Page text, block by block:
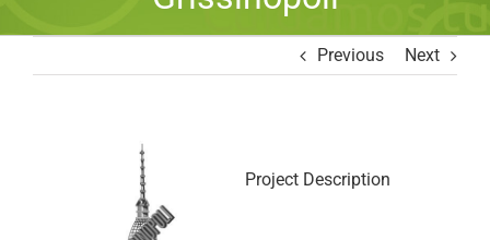
Previous Next
Project Description